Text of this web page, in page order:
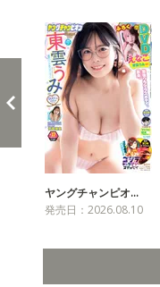
ヤングチャンピオ…
発売日：2026.08.10